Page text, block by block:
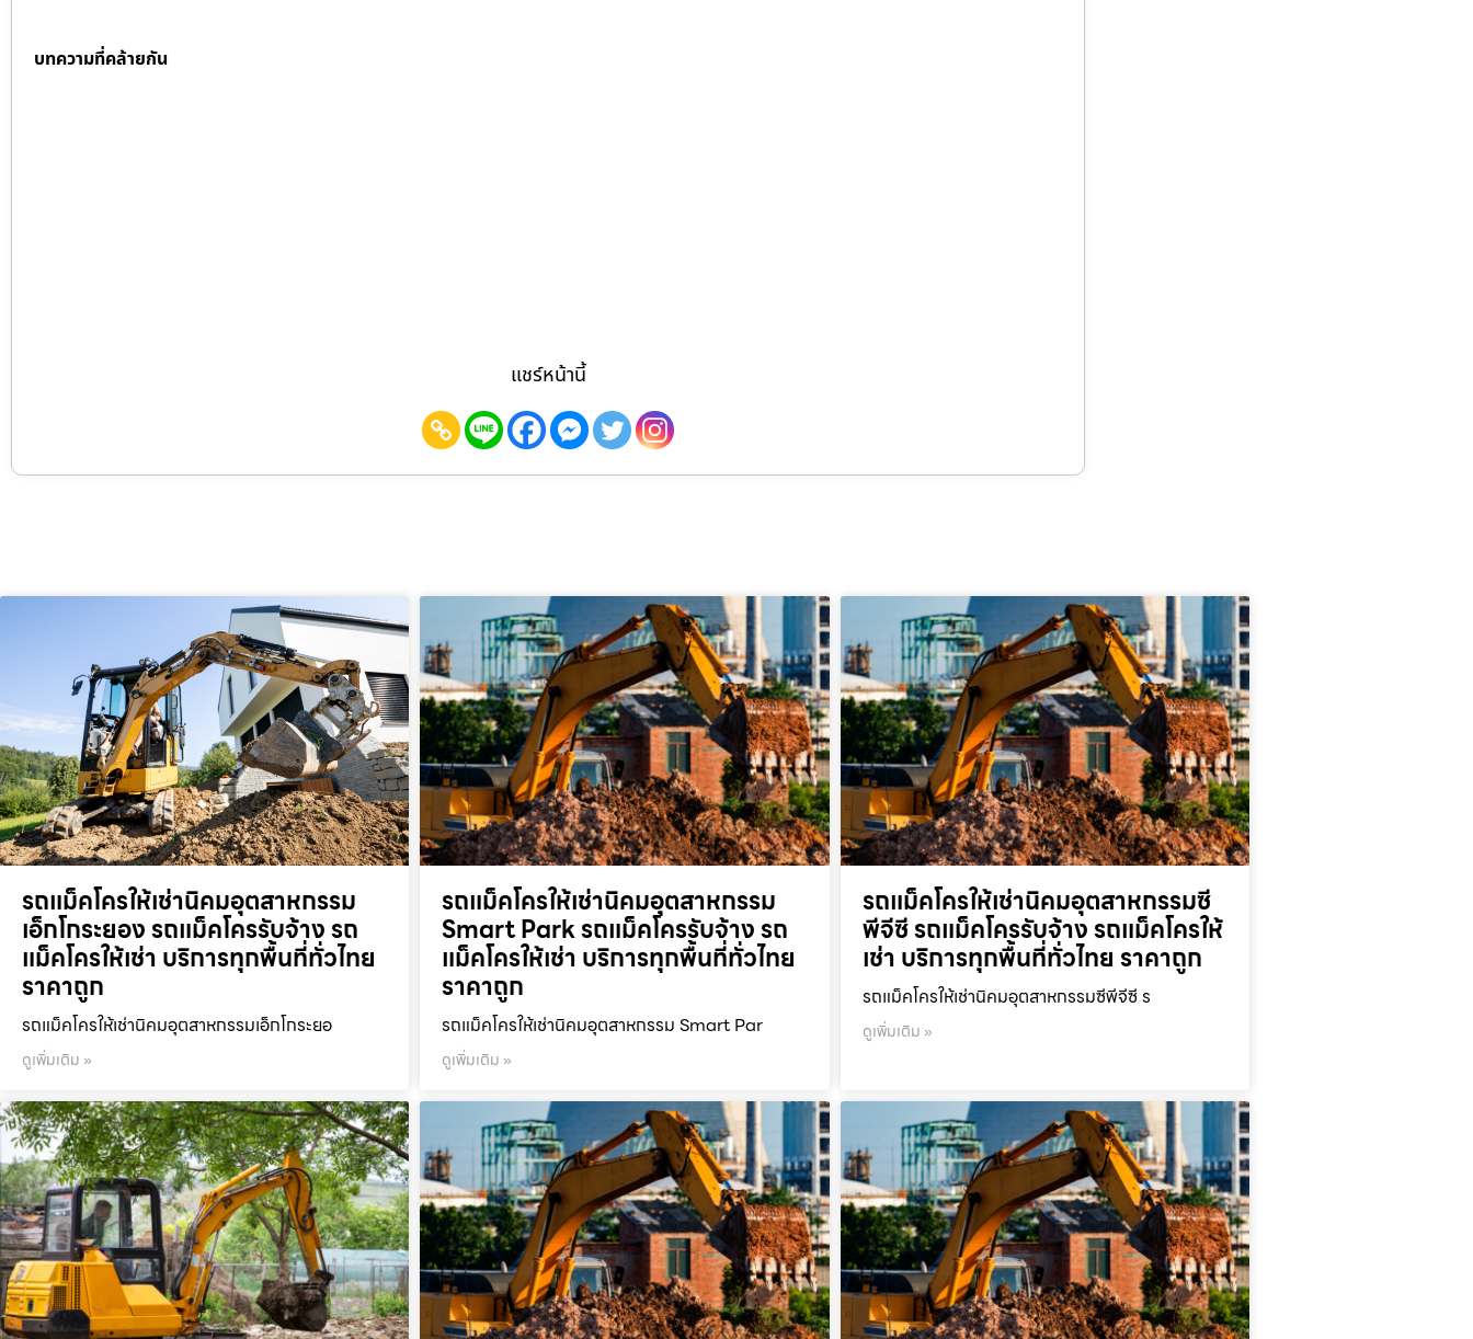
บทความที่คล้ายกัน
แชร์หน้านี้
รถแม็คโครให้เช่านิคมอุตสาหกรรม
เอ็กโกระยอง รถแม็คโครรับจ้าง รถ
แม็คโครให้เช่า บริการทุกพื้นที่ทั่วไทย
ราคาถูก
รถแม็คโครให้เช่านิคมอุตสาหกรรมเอ็กโกระยอ
ดูเพิ่มเติม »
รถแม็คโครให้เช่านิคมอุตสาหกรรม
Smart Park รถแม็คโครรับจ้าง รถ
แม็คโครให้เช่า บริการทุกพื้นที่ทั่วไทย
ราคาถูก
รถแม็คโครให้เช่านิคมอุตสาหกรรม Smart Par
ดูเพิ่มเติม »
รถแม็คโครให้เช่านิคมอุตสาหกรรมซี
พีจีซี รถแม็คโครรับจ้าง รถแม็คโครให้
เช่า บริการทุกพื้นที่ทั่วไทย ราคาถูก
รถแม็คโครให้เช่านิคมอุตสาหกรรมซีพีจีซี ร
ดูเพิ่มเติม »